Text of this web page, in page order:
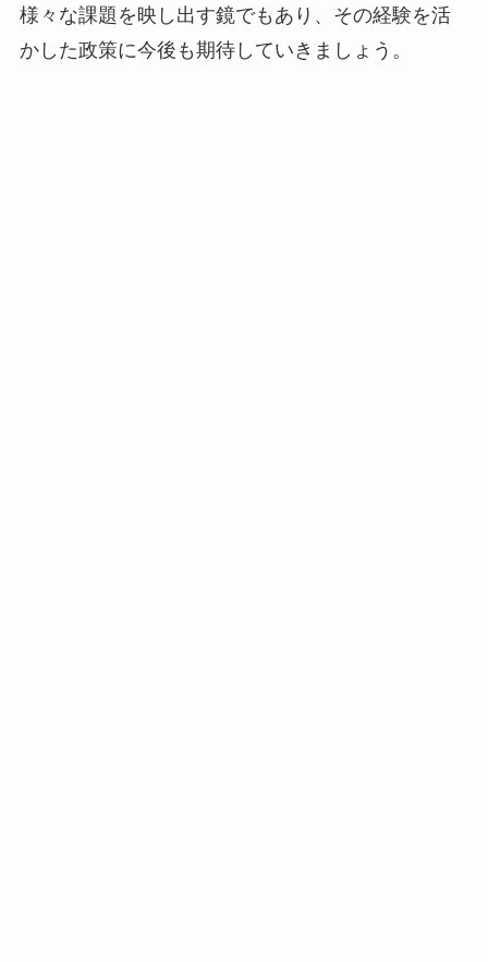
様々な課題を映し出す鏡でもあり、その経験を活
かした政策に今後も期待していきましょう。